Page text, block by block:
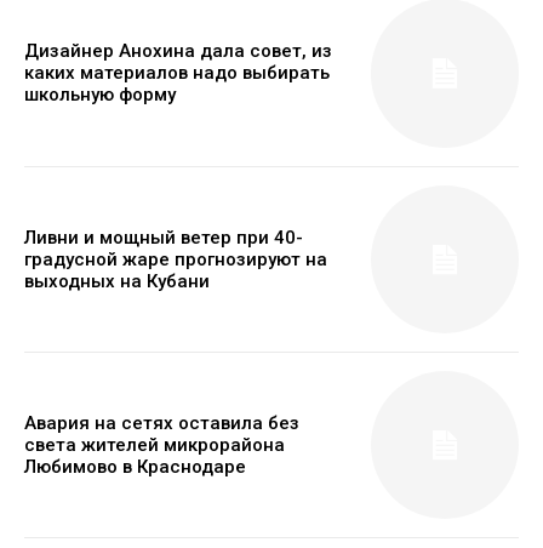
Дизайнер Анохина дала совет, из
каких материалов надо выбирать
школьную форму
Ливни и мощный ветер при 40-
градусной жаре прогнозируют на
выходных на Кубани
Авария на сетях оставила без
света жителей микрорайона
Любимово в Краснодаре